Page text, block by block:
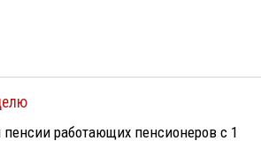
пенсии работающих пенсионеров с 1